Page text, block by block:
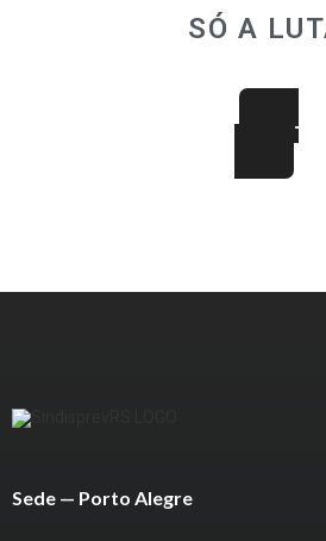
SÓ A
JUNTOS SOMOS
FAÇA PARTE
Sede — Porto Alegre